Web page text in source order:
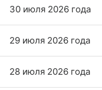
30 июля 2026 года
29 июля 2026 года
28 июля 2026 года